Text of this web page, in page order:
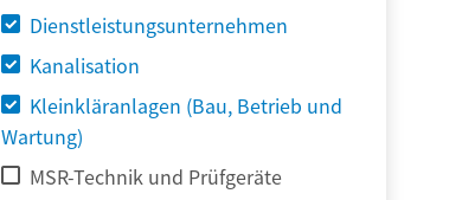
Dienstleistungsunternehmen
Kanalisation
Kleinkläranlagen (Bau, Betrieb und
Wartung)
MSR-Technik und Prüfgeräte